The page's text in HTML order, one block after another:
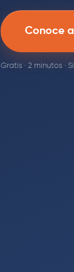
Conoce
Gratis · 2 minutos ·